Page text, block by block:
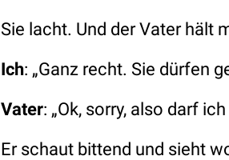
Sie lacht. Und der Vater hält
Ich: „Ganz recht. Sie dürfen
Vater: „Ok, sorry, also darf
Er schaut bittend und sieht